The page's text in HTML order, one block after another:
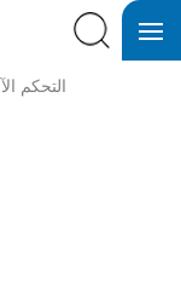
التحكم